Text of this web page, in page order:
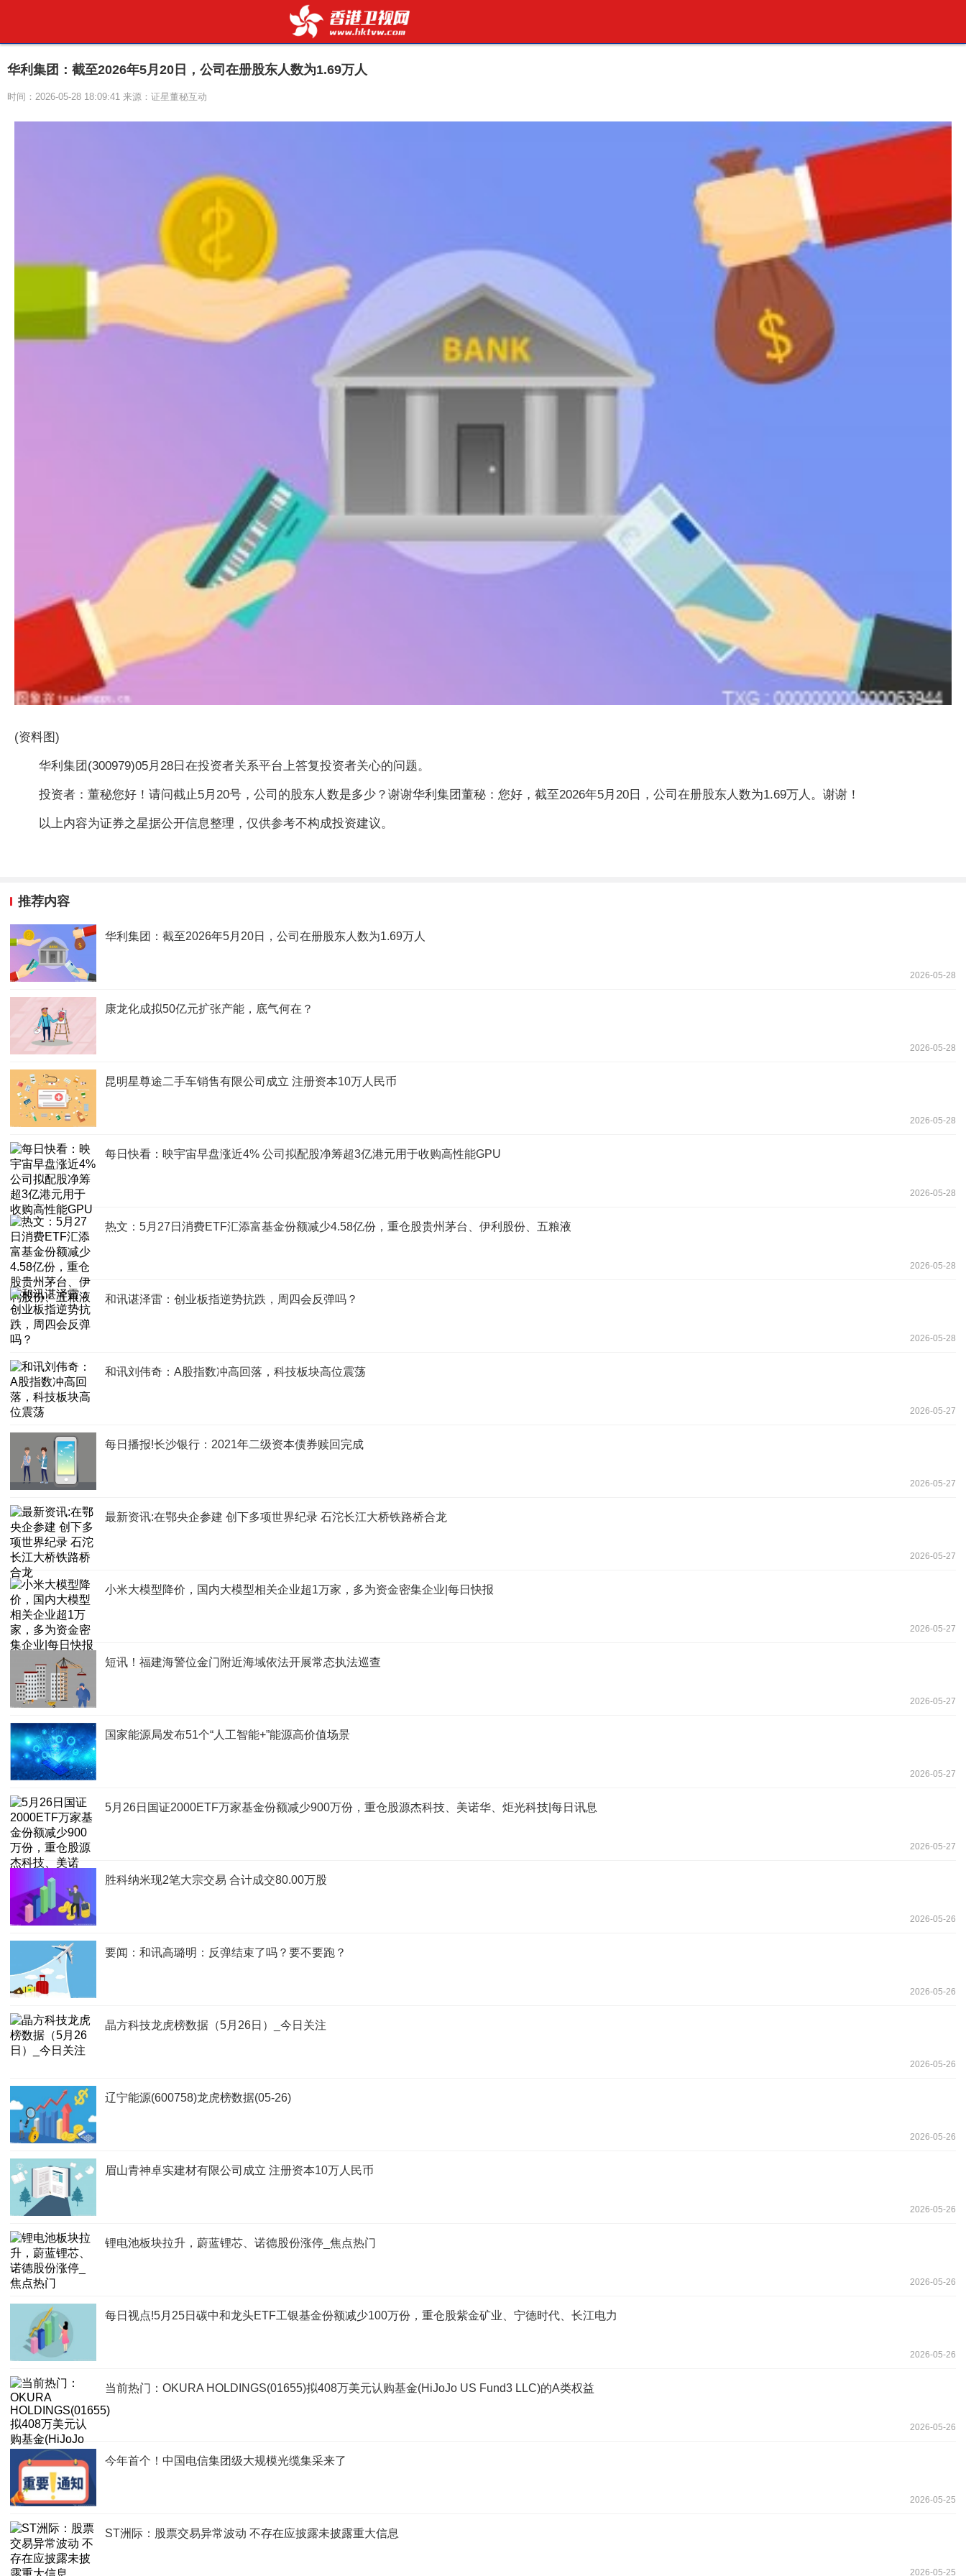
华利集团：截至2026年5月20日，公司在册股东人数为1.69万人
时间：2026-05-28 18:09:41 来源：证星董秘互动
(资料图)
华利集团(300979)05月28日在投资者关系平台上答复投资者关心的问题。
投资者：董秘您好！请问截止5月20号，公司的股东人数是多少？谢谢华利集团董秘：您好，截至2026年5月20日，公司在册股东人数为1.69万人。谢谢！
以上内容为证券之星据公开信息整理，仅供参考不构成投资建议。
推荐内容
华利集团：截至2026年5月20日，公司在册股东人数为1.69万人
2026-05-28
康龙化成拟50亿元扩张产能，底气何在？
2026-05-28
昆明星尊途二手车销售有限公司成立 注册资本10万人民币
2026-05-28
每日快看：映宇宙早盘涨近4% 公司拟配股净筹超3亿港元用于收购高性能GPU
2026-05-28
热文：5月27日消费ETF汇添富基金份额减少4.58亿份，重仓股贵州茅台、伊利股份、五粮液
2026-05-28
和讯谌泽雷：创业板指逆势抗跌，周四会反弹吗？
2026-05-28
和讯刘伟奇：A股指数冲高回落，科技板块高位震荡
2026-05-27
每日播报!长沙银行：2021年二级资本债券赎回完成
2026-05-27
最新资讯:在鄂央企参建 创下多项世界纪录 石沱长江大桥铁路桥合龙
2026-05-27
小米大模型降价，国内大模型相关企业超1万家，多为资金密集企业|每日快报
2026-05-27
短讯！福建海警位金门附近海域依法开展常态执法巡查
2026-05-27
国家能源局发布51个“人工智能+”能源高价值场景
2026-05-27
5月26日国证2000ETF万家基金份额减少900万份，重仓股源杰科技、美诺华、炬光科技|每日讯息
2026-05-27
胜科纳米现2笔大宗交易 合计成交80.00万股
2026-05-26
要闻：和讯高璐明：反弹结束了吗？要不要跑？
2026-05-26
晶方科技龙虎榜数据（5月26日）_今日关注
2026-05-26
辽宁能源(600758)龙虎榜数据(05-26)
2026-05-26
眉山青神卓实建材有限公司成立 注册资本10万人民币
2026-05-26
锂电池板块拉升，蔚蓝锂芯、诺德股份涨停_焦点热门
2026-05-26
每日视点!5月25日碳中和龙头ETF工银基金份额减少100万份，重仓股紫金矿业、宁德时代、长江电力
2026-05-26
当前热门：OKURA HOLDINGS(01655)拟408万美元认购基金(HiJoJo US Fund3 LLC)的A类权益
2026-05-26
今年首个！中国电信集团级大规模光缆集采来了
2026-05-25
ST洲际：股票交易异常波动 不存在应披露未披露重大信息
2026-05-25